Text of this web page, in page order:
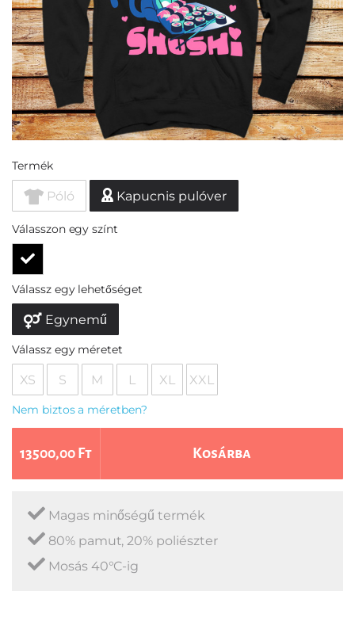
Termék
Póló Kapucnis pulóver
Válasszon egy színt
Válassz egy lehetőséget
Egynemű
Válassz egy méretet
XS S M L XL XXL
Nem biztos a méretben?
13500,00 Ft Kosárba
Magas minőségű termék
80% pamut, 20% poliészter
Mosás 40°C-ig